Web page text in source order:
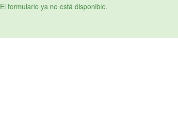
El formulario ya no está disponible.